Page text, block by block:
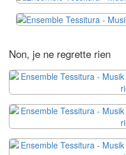
Non, je ne regrette rien